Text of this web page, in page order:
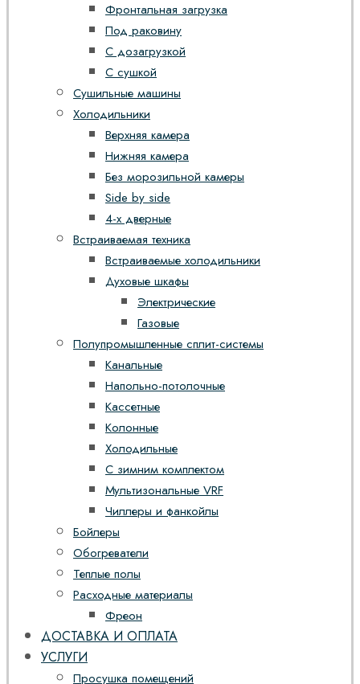
Фронтальная загрузка
Под раковину
С дозагрузкой
С сушкой
Сушильные машины
Холодильники
Верхняя камера
Нижняя камера
Без морозильной камеры
Side by side
4-х дверные
Встраиваемая техника
Встраиваемые холодильники
Духовые шкафы
Электрические
Газовые
Полупромышленные сплит-системы
Канальные
Напольно-потолочные
Кассетные
Колонные
Холодильные
С зимним комплектом
Мультизональные VRF
Чиллеры и фанкойлы
Бойлеры
Обогреватели
Теплые полы
Расходные материалы
Фреон
ДОСТАВКА И ОПЛАТА
УСЛУГИ
Просушка помещений